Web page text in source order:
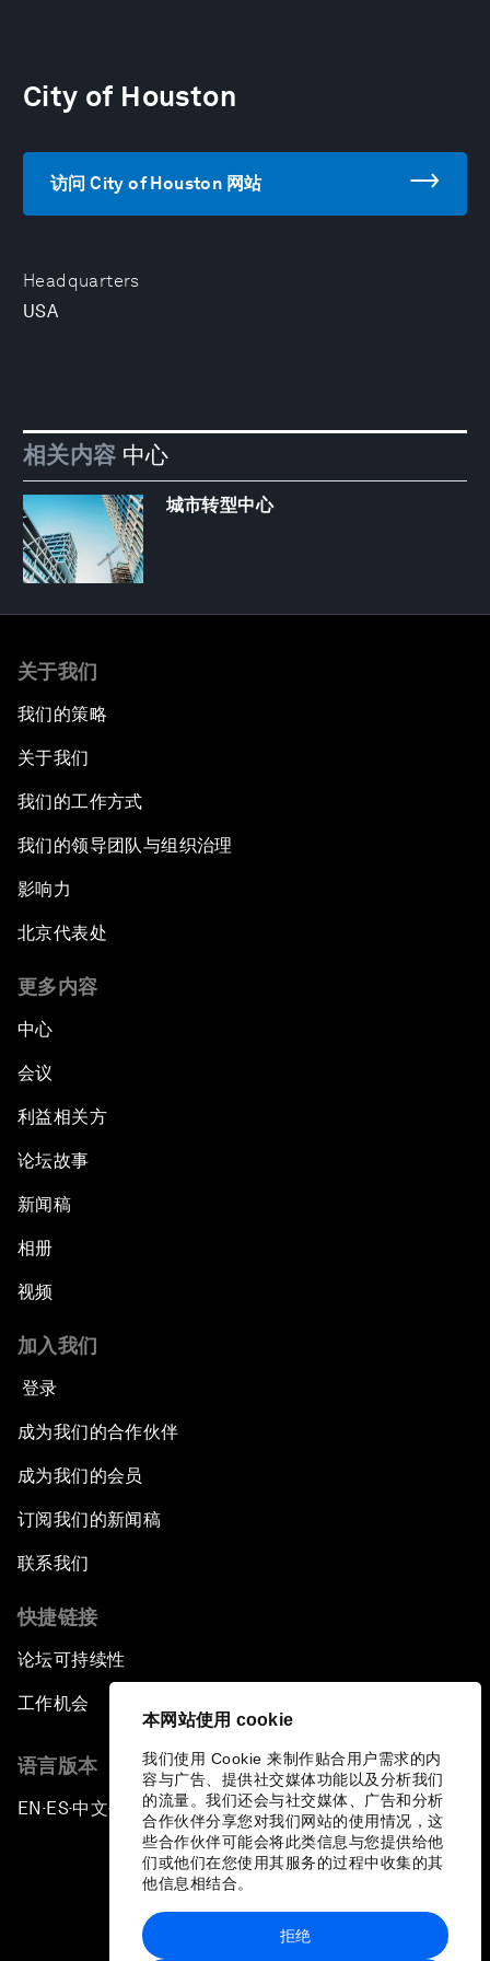
本网站使用 cookie
我们使用 Cookie 来制作贴合用户需求的内
容与广告、提供社交媒体功能以及分析我们
的流量。我们还会与社交媒体、广告和分析
合作伙伴分享您对我们网站的使用情况，这
些合作伙伴可能会将此类信息与您提供给他
们或他们在您使用其服务的过程中收集的其
他信息相结合。
拒绝
Headquarters
USA
City of Houston
访问 City of Houston 网站
相关内容 中心
城市转型中心
关于我们
我们的策略
关于我们
我们的工作方式
我们的领导团队与组织治理
影响力
北京代表处
更多内容
中心
会议
利益相关方
论坛故事
新闻稿
相册
视频
加入我们
登录
成为我们的合作伙伴
成为我们的会员
订阅我们的新闻稿
联系我们
快捷链接
论坛可持续性
工作机会
语言版本
EN ▪ES▪中文▪ 日本語